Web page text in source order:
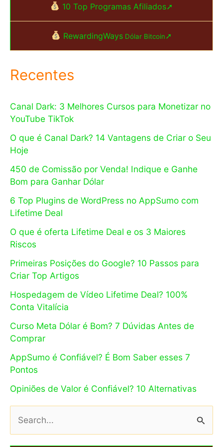
10 Top Programas Afiliados➚
RewardingWays Dólar Bitcoin➚
Recentes
Canal Dark: 3 Melhores Cursos para Monetizar no
YouTube TikTok
O que é Canal Dark? 14 Vantagens de Criar o Seu
Hoje
450 de Comissão por Venda! Indique e Ganhe
Bom para Ganhar Dólar
6 Top Plugins de WordPress no AppSumo com
Lifetime Deal
O que é oferta Lifetime Deal e os 3 Maiores
Riscos
Primeiras Posições do Google? 10 Passos para
Criar Top Artigos
Hospedagem de Vídeo Lifetime Deal? 100%
Conta Vitalícia
Curso Meta Dólar é Bom? 7 Dúvidas Antes de
Comprar
AppSumo é Confiável? É Bom Saber esses 7
Pontos
Opiniões de Valor é Confiável? 10 Alternativas